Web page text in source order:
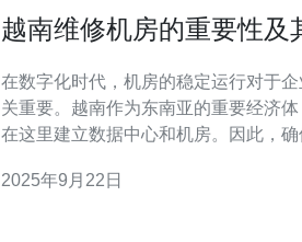
越南维修机房的重要性及
在数字化时代，机房的稳定运行对于
关重要。越南作为东南亚的重要经济
在这里建立数据中心和机房。因此，
南维修机房的重要性，并对服务质量进行评估
2025年9月22日